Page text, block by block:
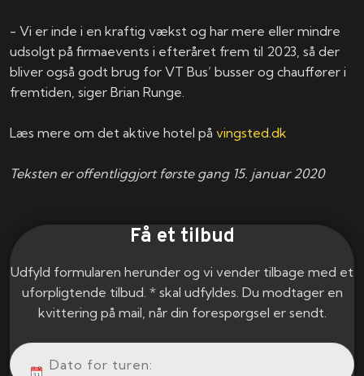
​- Vi er inde i en kraftig vækst og har mere eller mindre
udsolgt på firmaevents i efteråret frem til 2023, så der
bliver også godt brug for VT Bus’ busser og chauffører i
fremtiden, siger Brian Runge.
​Læs mere om det aktive hotel påvingsted.dk
Teksten er offentliggjort første gang 15. januar 2020​
Få et tilbud
Udfyld formularen herunder og vi vender tilbage med et
uforpligtende tilbud. * skal udfyldes. Du modtager en
kvittering på mail, når din forespørgsel er sendt.